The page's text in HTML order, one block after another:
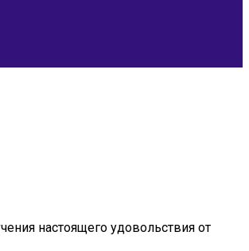
настоящего удовольствия от